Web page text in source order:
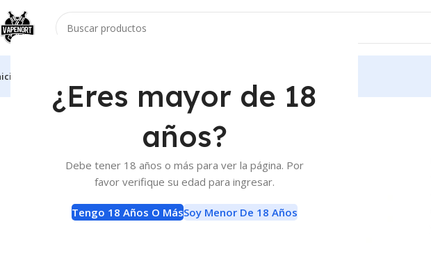
¿Eres mayor de 18
años?
Debe tener 18 años o más para ver la página. Por
favor verifique su edad para ingresar.
Tengo 18 Años O MásSoy Menor De 18 Años
E-Liquids Sales de Nicotina Kings Crest Blueberry Duchess Salt